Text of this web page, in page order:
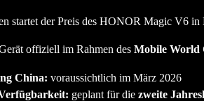
startet der Preis des HONOR Magic V6
offiziell im Rahmen des Mobile World
China: voraussichtlich im März 2026
geplant für die zweite